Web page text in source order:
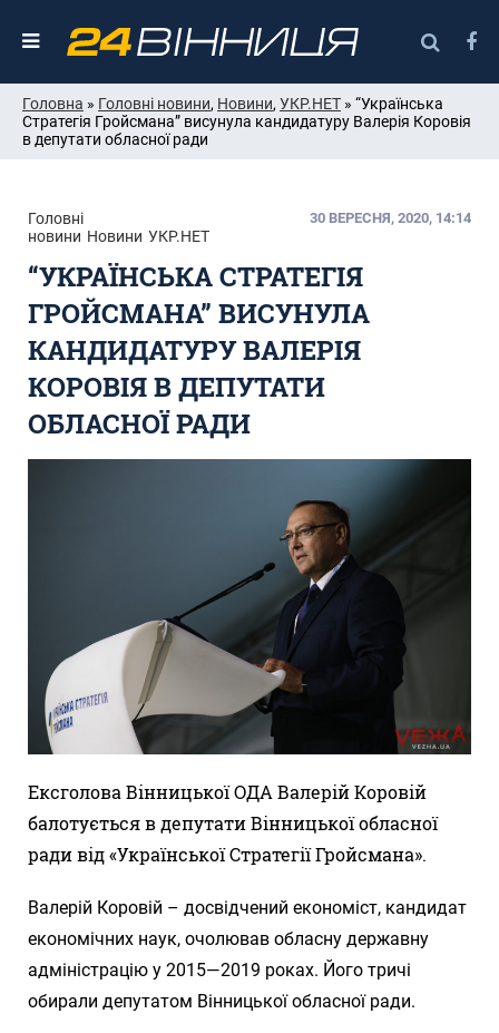
Головна » Головні новини, Новини, УКР.НЕТ » “Українська
Стратегія Гройсмана” висунула кандидатуру Валерія Коровія
в депутати обласної ради
Головні
новини Новини УКР.НЕТ
30 ВЕРЕСНЯ, 2020, 14:14
“УКРАЇНСЬКА СТРАТЕГІЯ
ГРОЙСМАНА” ВИСУНУЛА
КАНДИДАТУРУ ВАЛЕРІЯ
КОРОВІЯ В ДЕПУТАТИ
ОБЛАСНОЇ РАДИ
Ексголова Вінницької ОДА Валерій Коровій
балотується в депутати Вінницької обласної
ради від «Української Стратегії Гройсмана».
Валерій Коровій – досвідчений економіст, кандидат
економічних наук, очолював обласну державну
адміністрацію у 2015—2019 роках. Його тричі
обирали депутатом Вінницької обласної ради.